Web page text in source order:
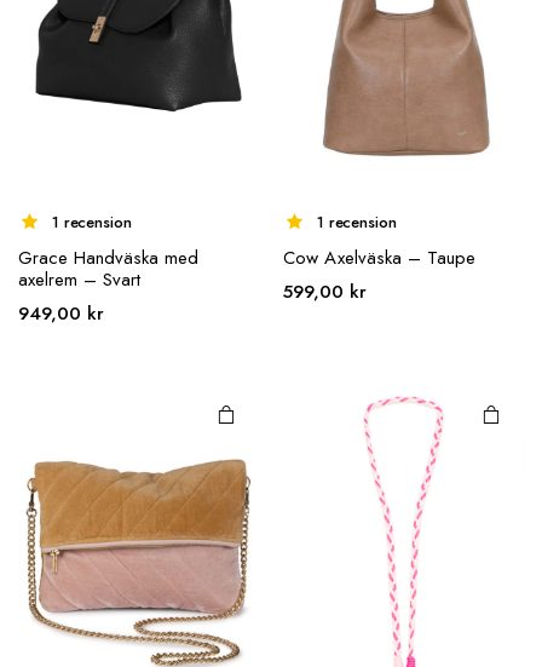
1 recension
Grace Handväska med
axelrem – Svart
949,00 kr
1 recension
Cow Axelväska – Taupe
599,00 kr